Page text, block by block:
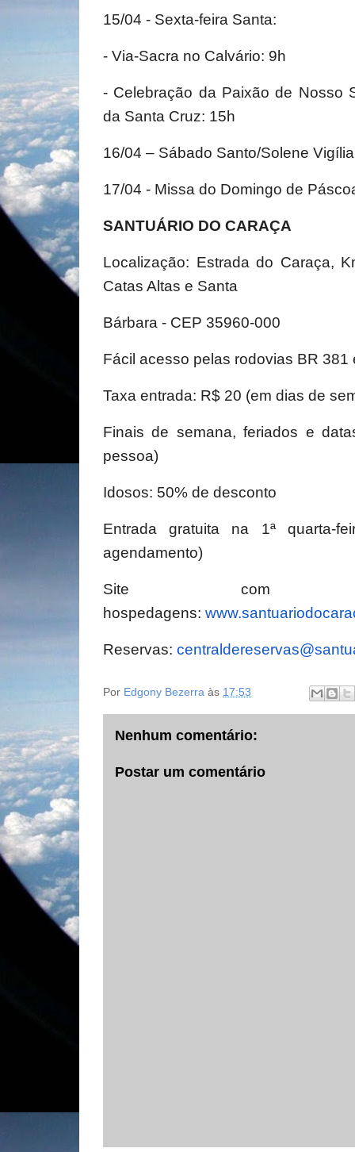
15/04 - Sexta-feira Santa:
- Via-Sacra no Calvário: 9h
- Celebração da Paixão de Nosso
da Santa Cruz: 15h
16/04 – Sábado Santo/Solene
17/04 - Missa do Domingo de
SANTUÁRIO DO CARAÇA
Localização: Estrada do Caraça,
Catas Altas e Santa
Bárbara - CEP 35960-000
Fácil acesso pelas rodovias BR 381
Taxa entrada: R$ 20 (em dias de
Finais de semana, feriados e
pessoa)
Idosos: 50% de desconto
Entrada gratuita na 1ª quarta-
agendamento)
Site com
hospedagens:
Reservas: centraldereservas@
Por Edgony Bezerra às 17:53
Nenhum comentário:
Postar um comentário